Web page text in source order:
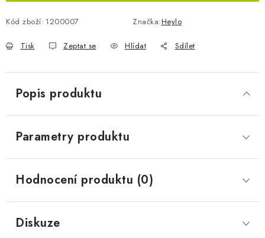
Kód zboží: 1200007 Značka:Heylo
Tisk Zeptat se Hlídat Sdílet
Popis produktu
Parametry produktu
Hodnocení produktu (0)
Diskuze